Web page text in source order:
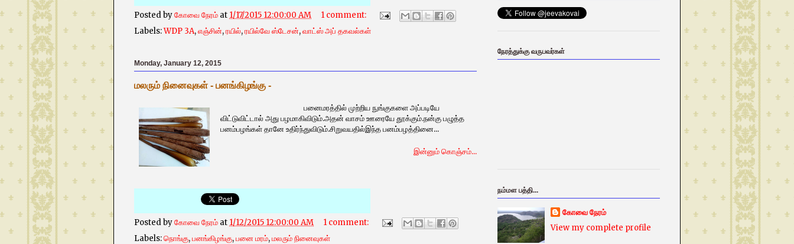
Posted byகோவை நேரம் at 1/17/2015 12:00:00 AM
1 comment:
Labels:WDP 3A,எஞ்சின்,ரயில்,ரயில்வே ஸ்டேசன்,வாட்ஸ் அப் தகவல்கள்
Monday, January 12, 2015
மலரும் நினைவுகள் - பனங்கிழங்கு -
பனைமரத்தில் முற்றிய நுங்குகளை அப்படியே
விட்டுவிட்டால் அது பழமாகிவிடும்.அதன் வாசம் ஊரையே தூக்கும்.நன்கு பழுத்த
பனம்பழங்கள் தானே உதிர்ந்துவிடும்.சிறுவயதில்இந்த பனம்பழத்தினை...
இன்னும் கொஞ்சம்...
Posted byகோவை நேரம் at 1/12/2015 12:00:00 AM
1 comment:
Labels:நொங்கு,பனங்கிழங்கு,பனை மரம்,மலரும் நினைவுகள்
நேரத்துக்கு வருபவர்கள்
நம்மள பத்தி...
கோவை நேரம்
View my complete profile